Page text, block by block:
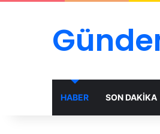
HABER SON DAKİKA